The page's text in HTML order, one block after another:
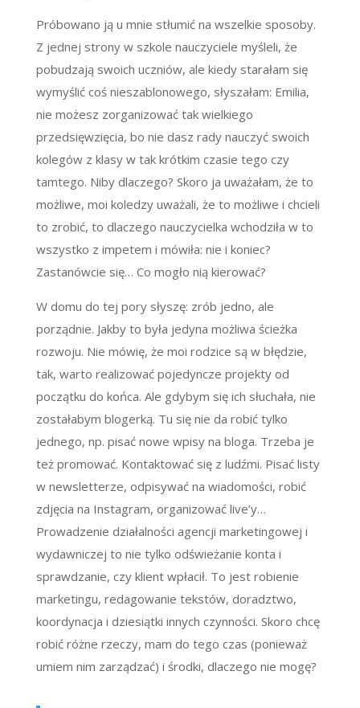
Próbowano ją u mnie stłumić na wszelkie sposoby.
Z jednej strony w szkole nauczyciele myśleli, że
pobudzają swoich uczniów, ale kiedy starałam się
wymyślić coś nieszablonowego, słyszałam: Emilia,
nie możesz zorganizować tak wielkiego
przedsięwzięcia, bo nie dasz rady nauczyć swoich
kolegów z klasy w tak krótkim czasie tego czy
tamtego. Niby dlaczego? Skoro ja uważałam, że to
możliwe, moi koledzy uważali, że to możliwe i chcieli
to zrobić, to dlaczego nauczycielka wchodziła w to
wszystko z impetem i mówiła: nie i koniec?
Zastanówcie się… Co mogło nią kierować?
W domu do tej pory słyszę: zrób jedno, ale
porządnie. Jakby to była jedyna możliwa ścieżka
rozwoju. Nie mówię, że moi rodzice są w błędzie,
tak, warto realizować pojedyncze projekty od
początku do końca. Ale gdybym się ich słuchała, nie
zostałabym blogerką. Tu się nie da robić tylko
jednego, np. pisać nowe wpisy na bloga. Trzeba je
też promować. Kontaktować się z ludźmi. Pisać listy
w newsletterze, odpisywać na wiadomości, robić
zdjęcia na Instagram, organizować live’y…
Prowadzenie działalności agencji marketingowej i
wydawniczej to nie tylko odświeżanie konta i
sprawdzanie, czy klient wpłacił. To jest robienie
marketingu, redagowanie tekstów, doradztwo,
koordynacja i dziesiątki innych czynności. Skoro chcę
robić różne rzeczy, mam do tego czas (ponieważ
umiem nim zarządzać) i środki, dlaczego nie mogę?